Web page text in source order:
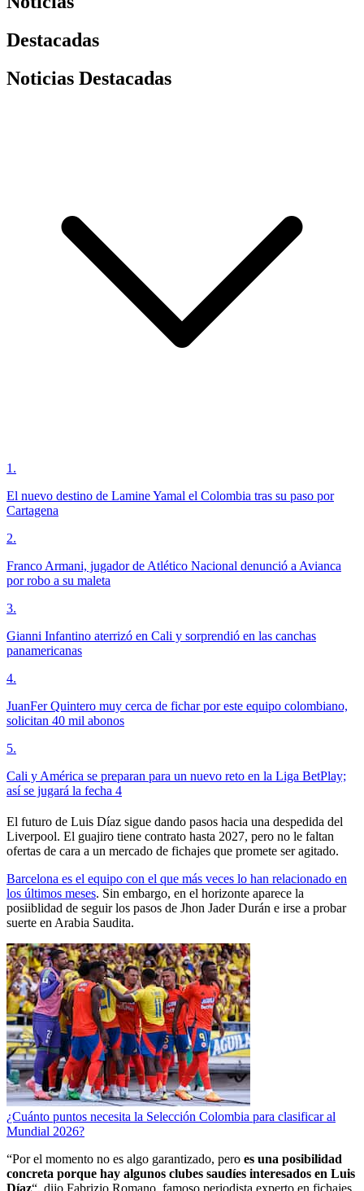
Destacadas
Noticias Destacadas
1 .
El nuevo destino de Lamine Yamal el Colombia tras su paso por
Cartagena
2.
Franco Armani, jugador de Atlético Nacional denunció a Avianca
por robo a su maleta
3.
Gianni Infantino aterrizó en Cali y sorprendió en las canchas
panamericanas
4.
JuanFer Quintero muy cerca de fichar por este equipo colombiano,
solicitan 40 mil abonos
5.
Cali y América se preparan para un nuevo reto en la Liga BetPlay;
así se jugará la fecha 4
El futuro de Luis Díaz sigue dando pasos hacia una despedida del
Liverpool. El guajiro tiene contrato hasta 2027, pero no le faltan
ofertas de cara a un mercado de fichajes que promete ser agitado.
Barcelona es el equipo con el que más veces lo han relacionado en
los últimos meses. Sin embargo, en el horizonte aparece la
posiiblidad de seguir los pasos de Jhon Jader Durán e irse a probar
suerte en Arabia Saudita.
¿Cuánto puntos necesita la Selección Colombia para clasificar al
Mundial 2026?
“Por el momento no es algo garantizado, pero es una posibilidad
concreta porque hay algunos clubes saudíes interesados ​​en Luis
Díaz“, dijo Fabrizio Romano, famoso periodista experto en fichajes,